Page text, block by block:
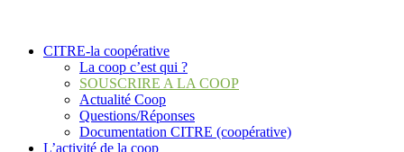
CITRE-la coopérative
La coop c’est qui ?
SOUSCRIRE A LA COOP
Actualité Coop
Questions/Réponses
Documentation CITRE (coopérative)
L’activité de la coop